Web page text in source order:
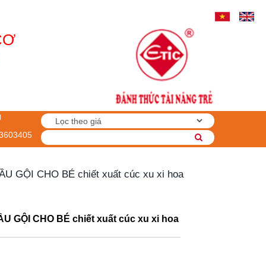
GỘI CHO BÉ chiết xuất cúc xu xi hoa
GỘI CHO BÉ chiết xuất cúc xu xi hoa